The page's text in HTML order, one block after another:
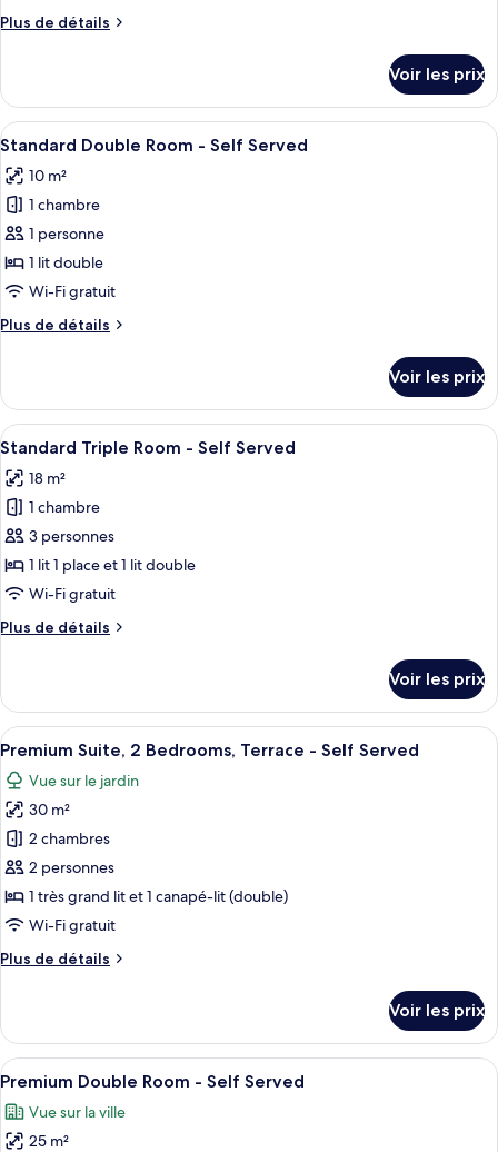
chambre :
Room
-
Self
Served
Plus de détails
Plus
le
type
de
Deluxe
Quadruple
Room
-
Self
Served
Voir les prix
Afficher
toutes
les
photos
pour
ce
type
chambre :
Room
-
Self
Served
Une vue à travers les rideaux d’une
13
Standard Double Room - Self Served
10 m²
1 chambre
1 personne
1 lit double
Wi-Fi gratuit
Plus de détails
Plus
le
type
de
Standard
Double
Room
-
Self
Served
Voir les prix
Afficher
toutes
les
photos
pour
ce
type
chambre :
Room
-
Self
Served
Une chambre avec deux lits, un
9
Standard Triple Room - Self Served
18 m²
1 chambre
3 personnes
1 lit 1 place et 1 lit double
Wi-Fi gratuit
Plus de détails
Plus
le
type
de
chambre
Standard
Triple
Room
Self
Served
Voir les prix
Afficher
toutes
les
photos
pour
ce
type
de
chambre :
Premium
Bedrooms,
Terrace
-
Self
Une chambre d’hôtel avec un lit, un
18
Premium Suite, 2 Bedrooms, Terrace - Self Served
Vue sur le jardin
30 m²
2 chambres
2 personnes
1 très grand lit et 1 canapé-lit (double)
Wi-Fi gratuit
Plus de détails
Plus
le
type
de
Premium
Suite,
Voir les prix
Afficher
toutes
les
photos
Une chambre d’hôtel avec un grand
41
Premium Double Room - Self Served
Vue sur la ville
25 m²